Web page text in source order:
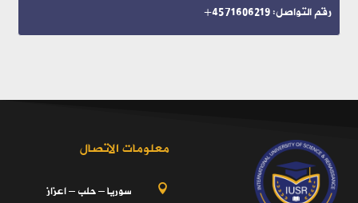
رقم التواصل: 4571606219+
معلومات الاتصال
 سوريا – حلب – اعزاز